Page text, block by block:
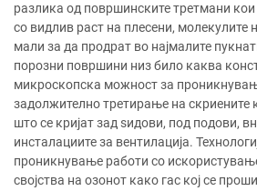
разлика од површинските третмани
со видлив раст на плесени, молекулите
мали за да продрат во најмалите
порозни површини низ било каква
микроскопска можност за
задолжително третирање на скриените
што се кријат зад ѕидови, под подови,
инсталациите за вентилација.
проникнување работи со
својства на озонот како гас кој се